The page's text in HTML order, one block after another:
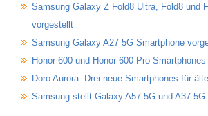
Samsung Galaxy Z Fold8 Ultra, Fold8 und
vorgestellt
Samsung Galaxy A27 5G Smartphone
Honor 600 und Honor 600 Pro
Doro Aurora: Drei neue Smartphones für
Samsung stellt Galaxy A57 5G und A37 5G